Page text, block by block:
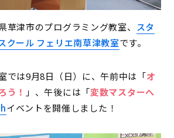
草津市のプログラミング教室、 スタ
クール フェリエ南草津教室です。
では9月8日（日）に、午前中は「オ
う！ 」、午後には「変数マスターへ
イベントを開催しました！